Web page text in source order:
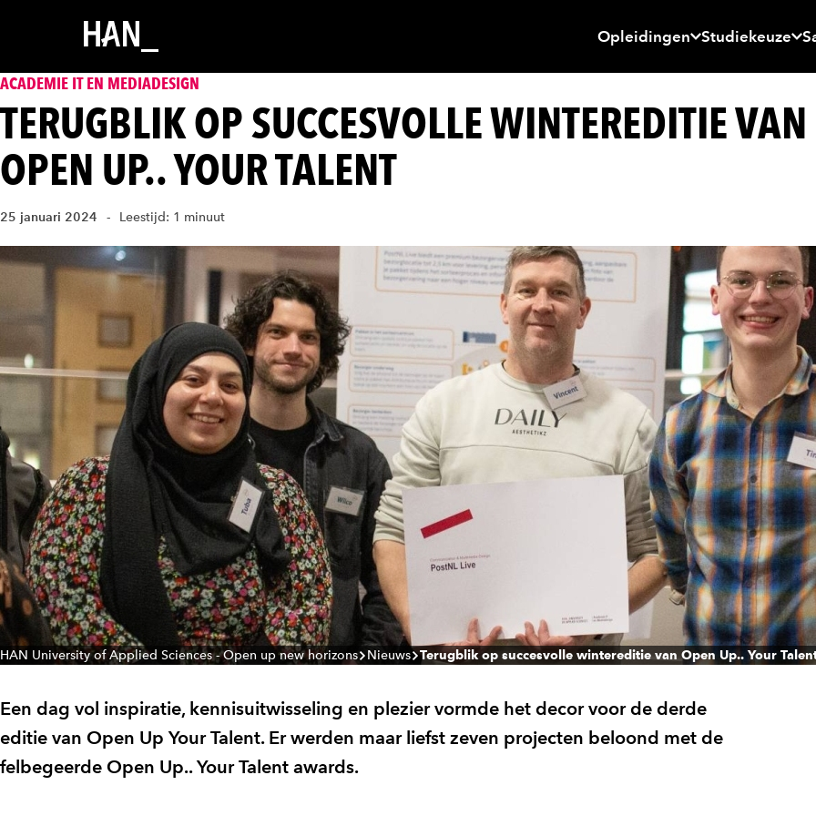
Opleidingen Studiekeuze
ACADEMIE IT EN MEDIADESIGN
TERUGBLIK OP SUCCESVOLLE WINTEREDITIE VAN
OPEN UP.. YOUR TALENT
25 januari 2024 Leestijd: 1 minuut
HAN University of Applied Sciences - Open up new horizons Nieuws Terugblik op succesvolle wintereditie van Open Up.. Your
Een dag vol inspiratie, kennisuitwisseling en plezier vormde het decor voor de derde
editie van Open Up Your Talent. Er werden maar liefst zeven projecten beloond met de
felbegeerde Open Up.. Your Talent awards.